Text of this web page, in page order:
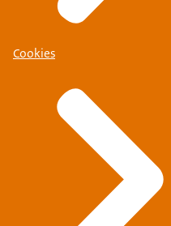
Cookies